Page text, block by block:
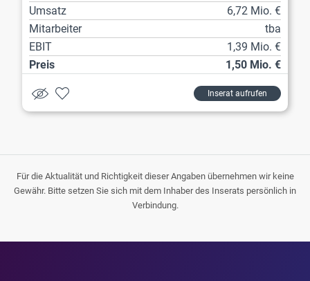
Umsatz
6,72 Mio. €
Mitarbeiter
tba
EBIT
1,39 Mio. €
Preis
1,50 Mio. €
Inserat aufrufen
Für die Aktualität und Richtigkeit dieser Angaben übernehmen wir keine
Gewähr. Bitte setzen Sie sich mit dem Inhaber des Inserats persönlich in
Verbindung.